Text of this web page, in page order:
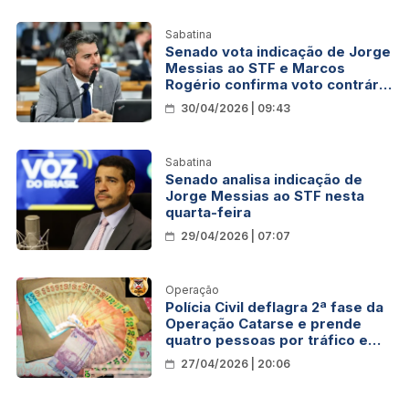
Sabatina
Senado vota indicação de Jorge
Messias ao STF e Marcos
Rogério confirma voto contrário
já antecipado
30/04/2026 | 09:43
Sabatina
Senado analisa indicação de
Jorge Messias ao STF nesta
quarta-feira
29/04/2026 | 07:07
Operação
Polícia Civil deflagra 2ª fase da
Operação Catarse e prende
quatro pessoas por tráfico em
Alvorada do Oeste
27/04/2026 | 20:06